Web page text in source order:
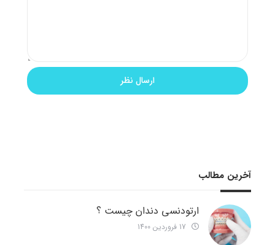
آخرین مطالب
ارتودنسی دندان چیست ؟